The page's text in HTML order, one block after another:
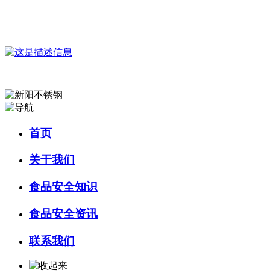
首页
关于我们
食品安全知识
食品安全资讯
联系我们